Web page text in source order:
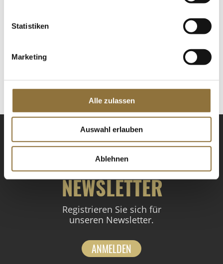
Statistiken
Marketing
Alle zulassen
Auswahl erlauben
Ablehnen
St.
NEWSLETTER
Registrieren Sie sich für
unseren Newsletter.
ANMELDEN